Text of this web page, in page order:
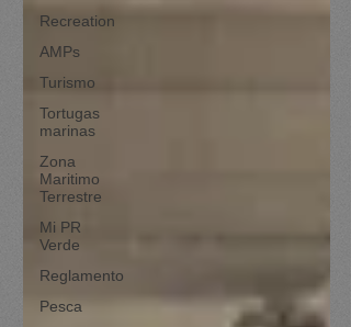
Recreation
AMPs
Turismo
Tortugas
marinas
Zona
Maritimo
Terrestre
Mi PR
Verde
Reglamento
Pesca